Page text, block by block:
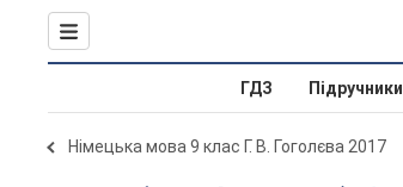
ГДЗ Підручники
Німецька мова 9 клас Г. В. Гоголєва 2017